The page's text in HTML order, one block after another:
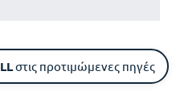
στις προτιμώμενες πηγές